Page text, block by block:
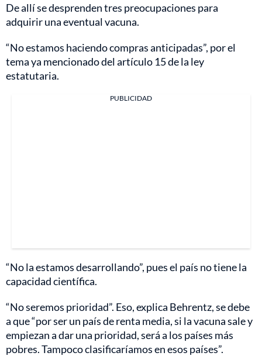
De allí se desprenden tres preocupaciones para
adquirir una eventual vacuna.
“No estamos haciendo compras anticipadas”, por el
tema ya mencionado del artículo 15 de la ley
estatutaria.
PUBLICIDAD
“No la estamos desarrollando”, pues el país no tiene la
capacidad científica.
“No seremos prioridad”. Eso, explica Behrentz, se debe
a que “por ser un país de renta media, si la vacuna sale y
empiezan a dar una prioridad, será a los países más
pobres. Tampoco clasificaríamos en esos países”.